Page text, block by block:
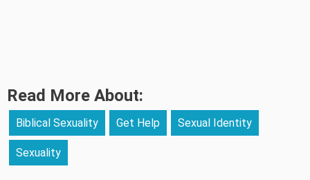
Read More About:
Biblical Sexuality Get Help Sexual Identity
Sexuality